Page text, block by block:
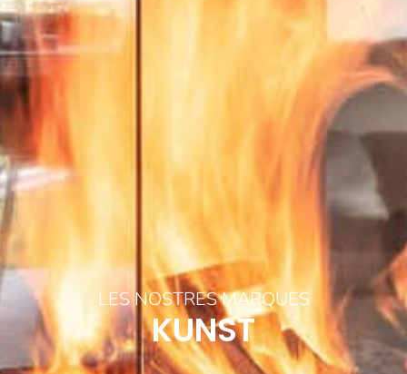
LES NOSTRES MARQUES
KUNST